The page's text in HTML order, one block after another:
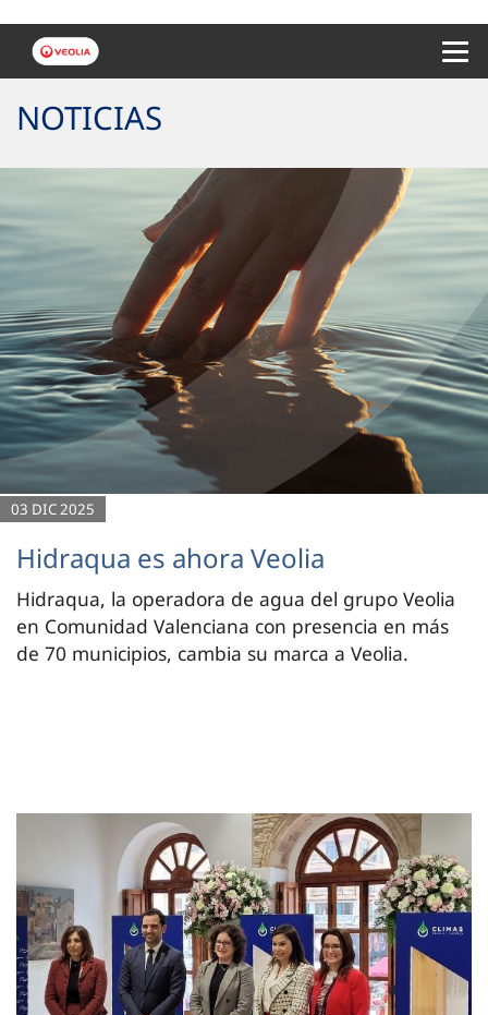
NOTICIAS
03 DIC 2025
Hidraqua es ahora Veolia
Hidraqua, la operadora de agua del grupo Veolia
en Comunidad Valenciana con presencia en más
de 70 municipios, cambia su marca a Veolia.